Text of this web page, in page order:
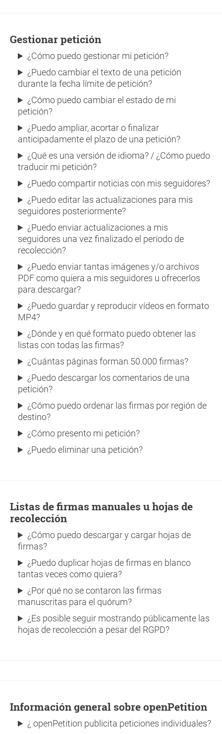
Gestionar petición
¿Cómo puedo gestionar mi petición?
¿Puedo cambiar el texto de una petición
durante la fecha límite de petición?
¿Cómo puedo cambiar el estado de mi
petición?
¿Puedo ampliar, acortar o finalizar
anticipadamente el plazo de una petición?
¿Qué es una versión de idioma? / ¿Cómo puedo
traducir mi petición?
¿Puedo compartir noticias con mis seguidores?
¿Puedo editar las actualizaciones para mis
seguidores posteriormente?
¿Puedo enviar actualizaciones a mis
seguidores una vez finalizado el período de
recolección?
¿Puedo enviar tantas imágenes y/o archivos
PDF como quiera a mis seguidores u ofrecerlos
para descargar?
¿Puedo guardar y reproducir vídeos en formato
MP4?
¿Dónde y en qué formato puedo obtener las
listas con todas las firmas?
¿Cuántas páginas forman 50.000 firmas?
¿Puedo descargar los comentarios de una
petición?
¿Cómo puedo ordenar las firmas por región de
destino?
¿Cómo presento mi petición?
¿Puedo eliminar una petición?
Listas de firmas manuales u hojas de
recolección
¿Cómo puedo descargar y cargar hojas de
firmas?
¿Puedo duplicar hojas de firmas en blanco
tantas veces como quiera?
¿Por qué no se contaron las firmas
manuscritas para el quórum?
¿Es posible seguir mostrando públicamente las
hojas de recolección a pesar del RGPD?
Información general sobre openPetition
¿ openPetition publicita peticiones individuales?